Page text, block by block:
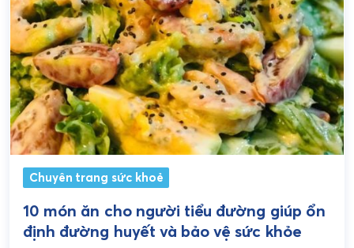
Chuyên trang sức khoẻ
10 món ăn cho người tiểu đường giúp ổn
định đường huyết và bảo vệ sức khỏe